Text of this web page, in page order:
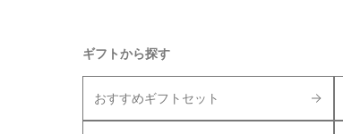
ギフトから探す
おすすめギフトセット